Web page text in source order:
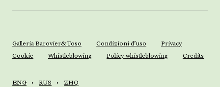
Galleria Barovier&Toso Condizioni d’uso
Privacy
Cookie
Whistleblowing Policy whistleblowing Credits
ENG RUS ZHQ